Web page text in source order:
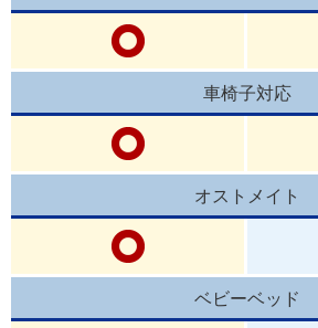
車椅子対応
オストメイト
ベビーベッド